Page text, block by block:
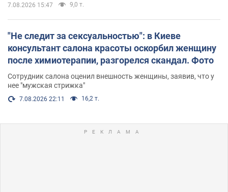
7.08.2026 15:47 9,0 т.
"Не следит за сексуальностью": в Киеве
консультант салона красоты оскорбил женщину
после химиотерапии, разгорелся скандал. Фото
Сотрудник салона оценил внешность женщины, заявив, что у
нее "мужская стрижка"
7.08.2026 22:11 16,2 т.